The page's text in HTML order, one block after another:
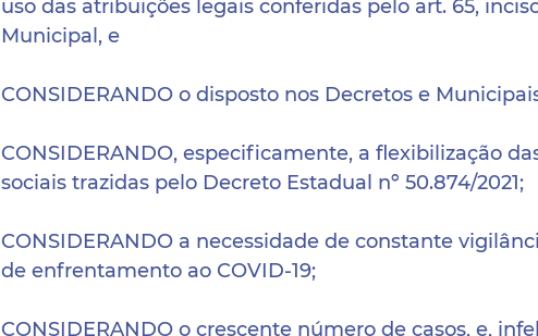
uso das atribuições legais conferidas pelo art. 65,
Municipal, e
CONSIDERANDO o disposto nos Decretos e
CONSIDERANDO, especificamente, a flexibilização
sociais trazidas pelo Decreto Estadual nº 50.874/2021;
CONSIDERANDO a necessidade de constante
de enfrentamento ao COVID-19;
CONSIDERANDO o crescente número de casos, e,